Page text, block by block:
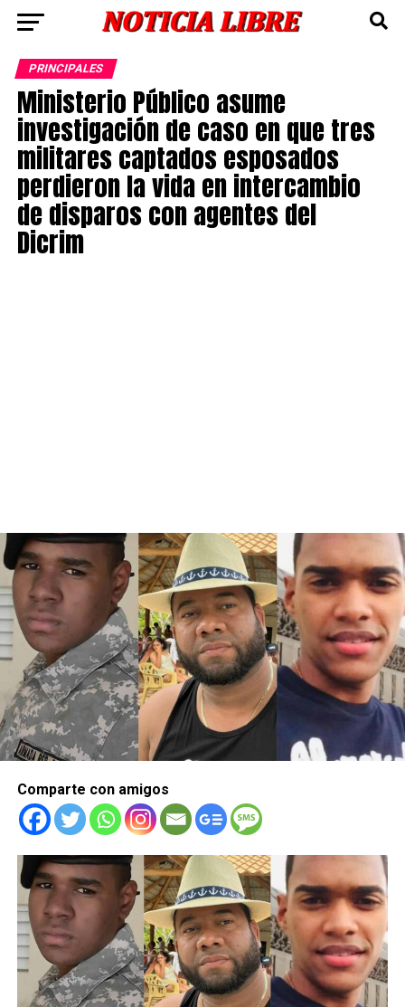
PRINCIPALES
Ministerio Público asume
investigación de caso en que tres
militares captados esposados
perdieron la vida en intercambio
de disparos con agentes del
Dicrim
Comparte con amigos